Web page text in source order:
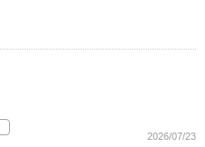
2026/07/23